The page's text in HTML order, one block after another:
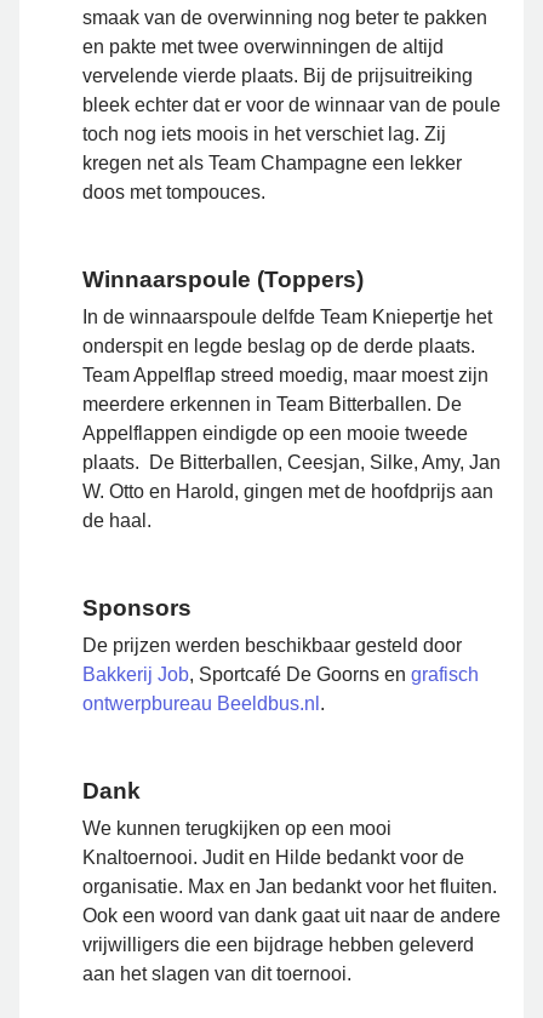
smaak van de overwinning nog beter te pakken
en pakte met twee overwinningen de altijd
vervelende vierde plaats. Bij de prijsuitreiking
bleek echter dat er voor de winnaar van de poule
toch nog iets moois in het verschiet lag. Zij
kregen net als Team Champagne een lekker
doos met tompouces.
Winnaarspoule (Toppers)
In de winnaarspoule delfde Team Kniepertje het
onderspit en legde beslag op de derde plaats.
Team Appelflap streed moedig, maar moest zijn
meerdere erkennen in Team Bitterballen. De
Appelflappen eindigde op een mooie tweede
plaats. De Bitterballen, Ceesjan, Silke, Amy, Jan
W. Otto en Harold, gingen met de hoofdprijs aan
de haal.
Sponsors
De prijzen werden beschikbaar gesteld door
Bakkerij Job, Sportcafé De Goorns en grafisch
ontwerpbureau Beeldbus.nl .
Dank
We kunnen terugkijken op een mooi
Knaltoernooi. Judit en Hilde bedankt voor de
organisatie. Max en Jan bedankt voor het fluiten.
Ook een woord van dank gaat uit naar de andere
vrijwilligers die een bijdrage hebben geleverd
aan het slagen van dit toernooi.